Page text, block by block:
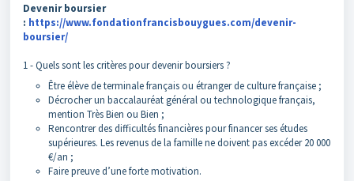
Devenir boursier
: https://www.fondationfrancisbouygues.com/devenir-
boursier/
1 - Quels sont les critères pour devenir boursiers ?
Être élève de terminale français ou étranger de culture française ;
Décrocher un baccalauréat général ou technologique français,
mention Très Bien ou Bien ;
Rencontrer des difficultés financières pour financer ses études
supérieures. Les revenus de la famille ne doivent pas excéder 20 000
€/an ;
Faire preuve d’une forte motivation.